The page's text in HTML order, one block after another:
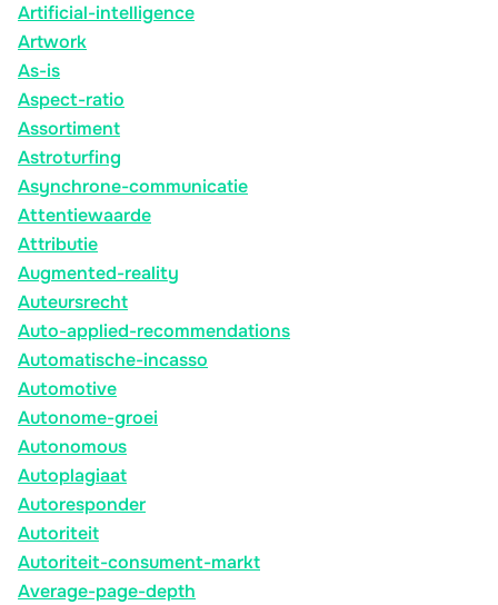
Artificial-intelligence
Artwork
As-is
Aspect-ratio
Assortiment
Astroturfing
Asynchrone-communicatie
Attentiewaarde
Attributie
Augmented-reality
Auteursrecht
Auto-applied-recommendations
Automatische-incasso
Automotive
Autonome-groei
Autonomous
Autoplagiaat
Autoresponder
Autoriteit
Autoriteit-consument-markt
Average-page-depth